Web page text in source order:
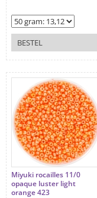
BESTEL
Miyuki rocailles 11/0
opaque luster light
orange 423